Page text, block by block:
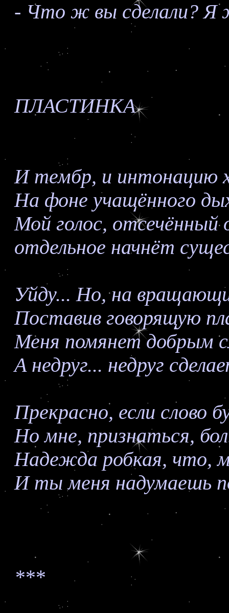
- Что ж вы сделали? Я
ПЛАСТИНКА
И тембр, и интонацию
На фоне учащённого
Мой голос, отсечённый
отдельное начнёт
Уйду... Но, на
Поставив говорящую
Меня помянет добрым
А недруг... недруг
Прекрасно, если слово
Но мне, признаться,
Надежда робкая, что,
И ты меня надумаешь
***